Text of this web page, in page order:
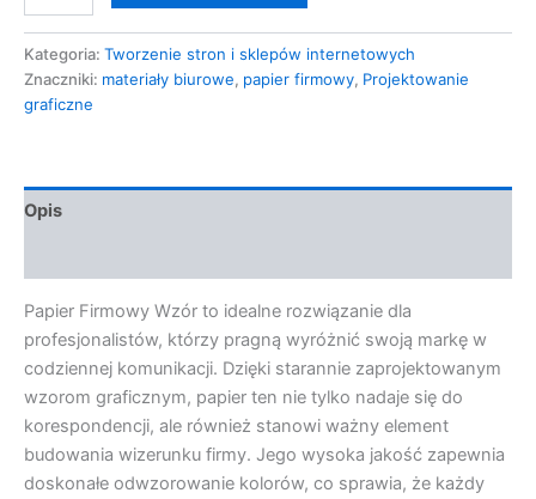
Kategoria: Tworzenie stron i sklepów internetowych
Znaczniki: materiały biurowe, papier firmowy, Projektowanie
graficzne
Opis
Papier Firmowy Wzór to idealne rozwiązanie dla
profesjonalistów, którzy pragną wyróżnić swoją markę w
codziennej komunikacji. Dzięki starannie zaprojektowanym
wzorom graficznym, papier ten nie tylko nadaje się do
korespondencji, ale również stanowi ważny element
budowania wizerunku firmy. Jego wysoka jakość zapewnia
doskonałe odwzorowanie kolorów, co sprawia, że każdy